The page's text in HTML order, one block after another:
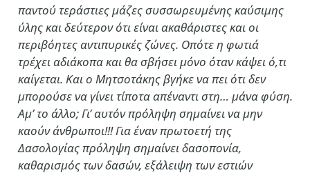
παντού τεράστιες μάζες συσσωρευμένης καύσιμης
ύλης και δεύτερον ότι είναι ακαθάριστες και οι
περιβόητες αντιπυρικές ζώνες. Οπότε η φωτιά
τρέχει αδιάκοπα και θα σβήσει μόνο όταν κάψει ό,τι
καίγεται. Και ο Μητσοτάκης βγήκε να πει ότι δεν
μπορούσε να γίνει τίποτα απέναντι στη… μάνα φύση.
Αμ’ το άλλο; Γι’ αυτόν πρόληψη σημαίνει να μην
καούν άνθρωποι!!! Για έναν πρωτοετή της
Δασολογίας πρόληψη σημαίνει δασοπονία,
καθαρισμός των δασών, εξάλειψη των εστιών